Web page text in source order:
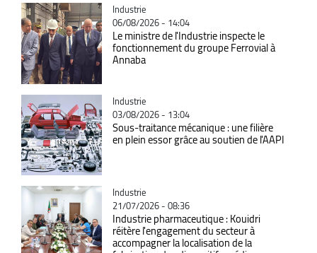
Catégorie
Industrie
06/08/2026 - 14:04
Le ministre de l'Industrie inspecte le
fonctionnement du groupe Ferrovial à
Annaba
Catégorie
Industrie
03/08/2026 - 13:04
Sous-traitance mécanique : une filière
en plein essor grâce au soutien de l'AAPI
Catégorie
Industrie
21/07/2026 - 08:36
Industrie pharmaceutique : Kouidri
réitère l'engagement du secteur à
accompagner la localisation de la